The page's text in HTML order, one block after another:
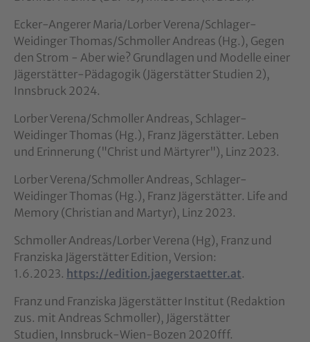
Ecker-Angerer Maria/Lorber Verena/Schlager-
Weidinger Thomas/Schmoller Andreas (Hg.), Gegen
den Strom - Aber wie? Grundlagen und Modelle einer
Jägerstätter-Pädagogik (Jägerstätter Studien 2),
Innsbruck 2024.
Lorber Verena/Schmoller Andreas, Schlager-
Weidinger Thomas (Hg.), Franz Jägerstätter. Leben
und Erinnerung ("Christ und Märtyrer"), Linz 2023.
Lorber Verena/Schmoller Andreas, Schlager-
Weidinger Thomas (Hg.), Franz Jägerstätter. Life and
Memory (Christian and Martyr), Linz 2023.
Schmoller Andreas/Lorber Verena (Hg), Franz und
Franziska Jägerstätter Edition, Version:
1.6.2023. https://edition.jaegerstaetter.at.
Franz und Franziska Jägerstätter Institut (Redaktion
zus. mit Andreas Schmoller), Jägerstätter
Studien, Innsbruck-Wien-Bozen 2020fff.